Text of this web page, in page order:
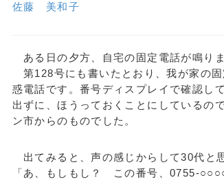
佐藤 美和子
ある日の夕方、自宅の固定電話が鳴りま
第128号にも書いたとおり、我が家の
惑電話です。番号ディスプレイで確認し
出ずに、ほうっておくことにしているの
ン市からのものでした。
出てみると、声の感じからして30代と
「あ、もしもし？ この番号、0755-